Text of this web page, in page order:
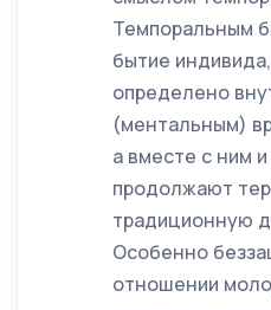
Темпоральным
бытие
определено
(ментальным)
а вместе с ним
продолжают
традиционную
Особенно
отношении